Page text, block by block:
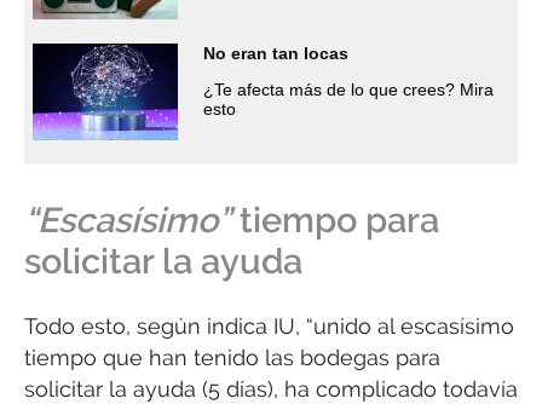
No eran tan locas
¿Te afecta más de lo que crees? Mira
esto
“Escasísimo”tiempo para
solicitar la ayuda
Todo esto, según indica IU, “unido al escasísimo
tiempo que han tenido las bodegas para
solicitar la ayuda (5 días), ha complicado todavía